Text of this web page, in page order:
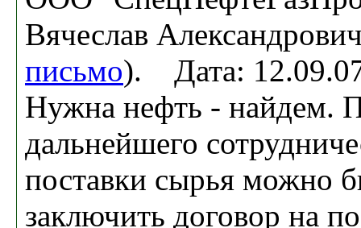
Вячеслав
письмо). Дата:
Нужна нефть - найдем.
дальнейшего
поставки сырья можно
заключить договор на